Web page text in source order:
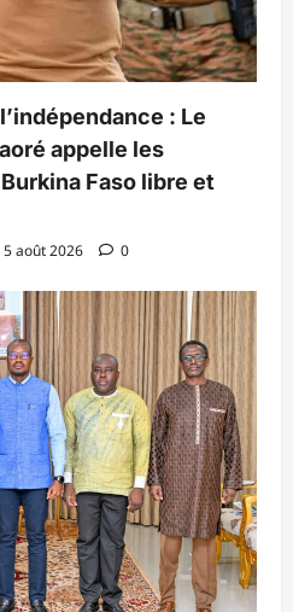
: Le
appelle les
Faso libre et
5 août 2026 0